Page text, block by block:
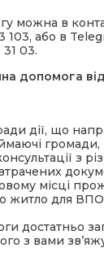
можна в
або в
03.
допомога
дії, що
громади,
з
місці
житло для ВПО
достатньо
з вами